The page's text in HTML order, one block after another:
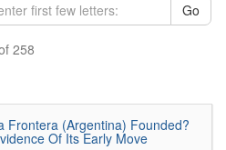
Go
258
Frontera (Argentina) Founded?
Of Its Early Move